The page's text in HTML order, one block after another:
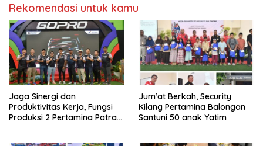
Rekomendasi untuk kamu
Jaga Sinergi dan
Produktivitas Kerja, Fungsi
Produksi 2 Pertamina Patra
Jum’at Berkah, Security
Kilang Pertamina Balongan
Santuni 50 anak Yatim